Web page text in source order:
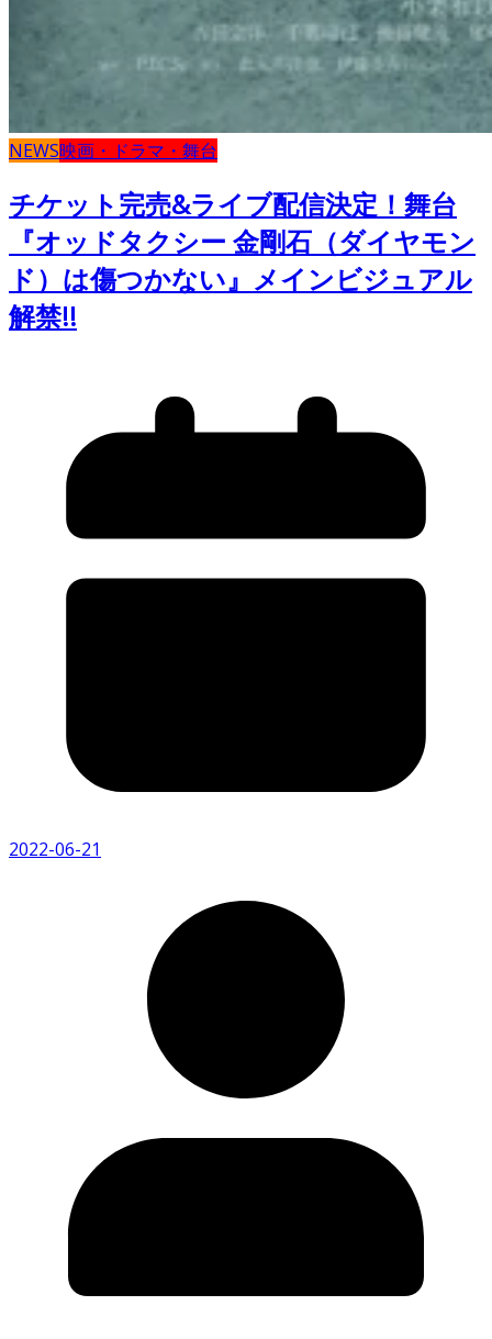
NEWS映画・ドラマ・舞台
チケット完売&ライブ配信決定！舞台
『オッドタクシー 金剛石（ダイヤモン
ド）は傷つかない』メインビジュアル
解禁!!
2022-06-21